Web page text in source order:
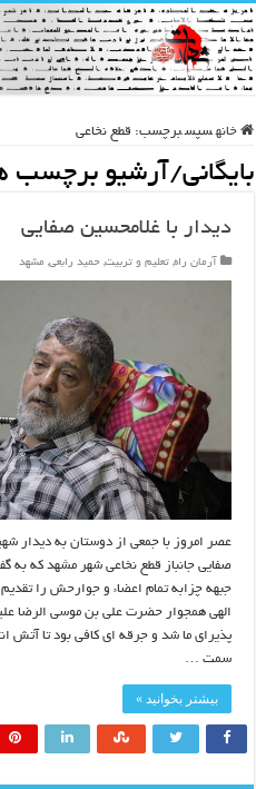
خانه سپس برچسب: قطع نخاعی
بایگانی/آرشیو برچسب
دیدار با غلامحسین صفایی
آرمان راه, تعلیم و تربیت, حمید رابعی, مشهد
عصر امروز با جمعی از دوستان به دیدار
جبهه چزابه تمام اعضاء و جوارحش را
پذیرای ما شد و جرقه ای کافی بود تا آتش
سمت …
بیشتر بخوانید »